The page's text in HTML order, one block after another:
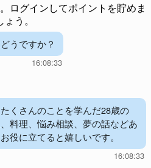
ログインしてポイントを貯めま
ょう。
うですか？
16:08:33
くさんのことを学んだ28歳の
料理、悩み相談、夢の話などあ
役に立てると嬉しいです。
16:08:33